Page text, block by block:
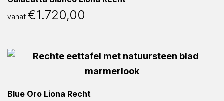
vanaf €1.720,00
Blue Oro Liona Recht